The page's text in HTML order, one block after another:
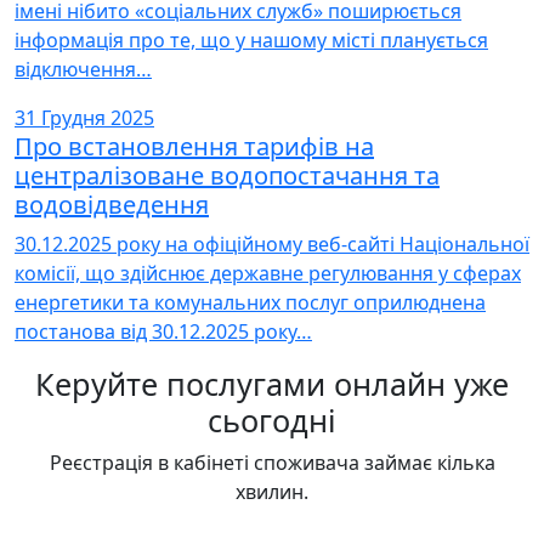
імені нібито «соціальних служб» поширюється
інформація про те, що у нашому місті планується
відключення…
31 Грудня 2025
Про встановлення тарифів на
централізоване водопостачання та
водовідведення
30.12.2025 року на офіційному веб-сайті Національної
комісії, що здійснює державне регулювання у сферах
енергетики та комунальних послуг оприлюднена
постанова від 30.12.2025 року…
Керуйте послугами онлайн уже
сьогодні
Реєстрація в кабінеті споживача займає кілька
хвилин.